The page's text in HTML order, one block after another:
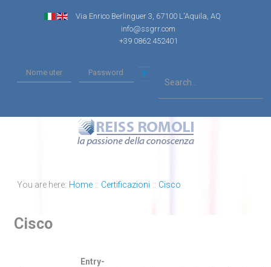
Via Enrico Berlinguer 3, 67100 L'Aquila, AQ
info@ssgrr.com
+39 0862 452401
You are here: Home :: Certificazioni :: Cisco
Cisco
Entry-